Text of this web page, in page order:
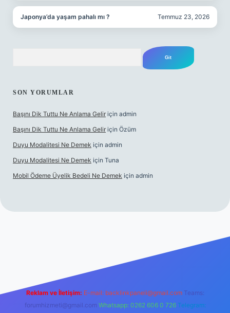
Japonya’da yaşam pahalı mı ? Temmuz 23, 2026
SON YORUMLAR
Başını Dik Tuttu Ne Anlama Gelir için admin
Başını Dik Tuttu Ne Anlama Gelir için Özüm
Duyu Modalitesi Ne Demek için admin
Duyu Modalitesi Ne Demek için Tuna
Mobil Ödeme Üyelik Bedeli Ne Demek için admin
Reklam ve İletişim: E-mail: backlinkpaneli@gmail.com Teams:
forumhizmeti@gmail.com Whatsapp: 0262 606 0 726 Telegram: